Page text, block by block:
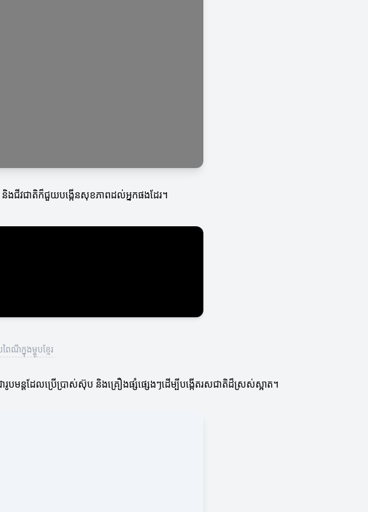
និងជីវជាតិក៏ជួយបង្កើនសុខភាពដល់អ្នកផងដែរ។
ណីក្នុងម្ហូបខ្មែរ
រូបមន្តដែលប្រើប្រាស់ស៊ុប និងគ្រឿងផ្សំផ្សេងៗដើម្បីបង្កើតរសជាតិដ៏ស្រស់ស្អាត។